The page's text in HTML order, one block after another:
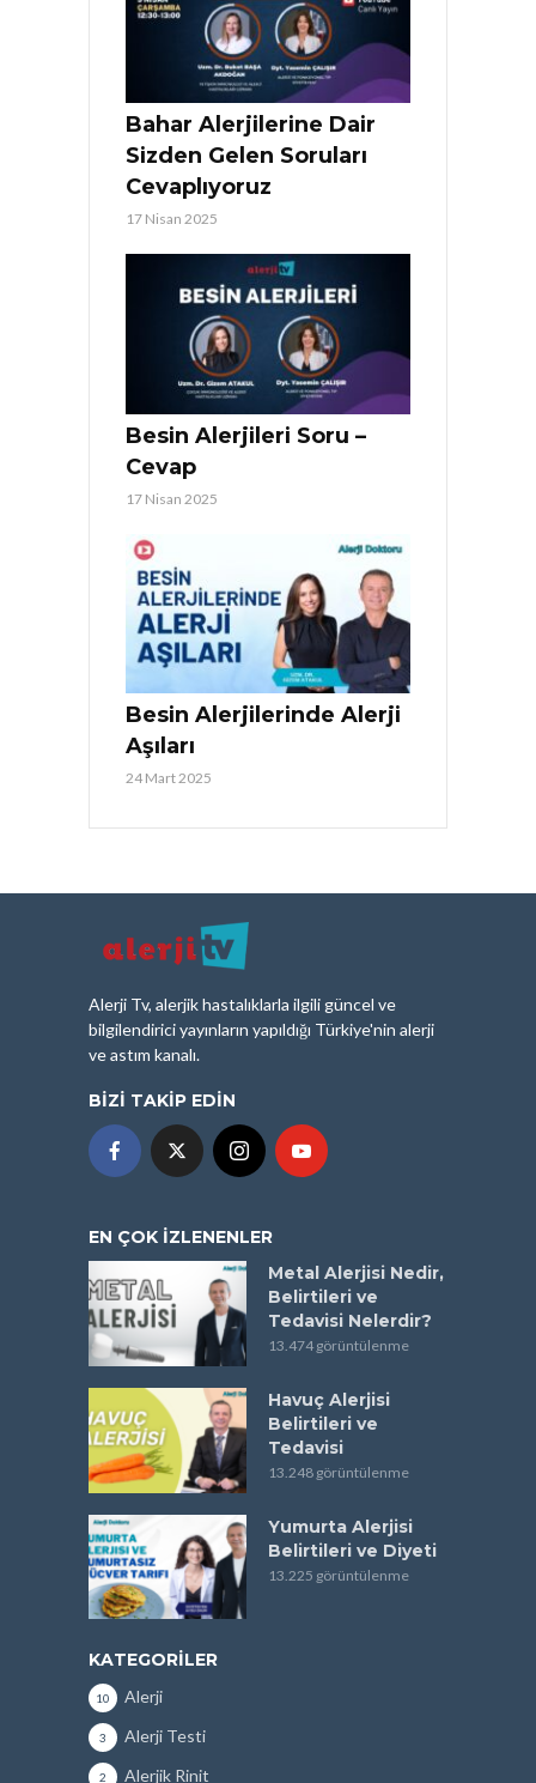
Bahar Alerjilerine Dair
Sizden Gelen Soruları
Cevaplıyoruz
17 Nisan 2025
Besin Alerjileri Soru –
Cevap
17 Nisan 2025
Besin Alerjilerinde Alerji
Aşıları
24 Mart 2025
Alerji Tv, alerjik hastalıklarla ilgili güncel ve
bilgilendirici yayınların yapıldığı Türkiye'nin alerji
ve astım kanalı.
BIZI TAKIP EDIN
EN ÇOK İZLENENLER
Metal Alerjisi Nedir,
Belirtileri ve
Tedavisi Nelerdir?
13.474 görüntülenme
Havuç Alerjisi
Belirtileri ve
Tedavisi
13.248 görüntülenme
Yumurta Alerjisi
Belirtileri ve Diyeti
13.225 görüntülenme
KATEGORILER
Alerji
10
Alerji Testi
3
Alerjik Rinit
2